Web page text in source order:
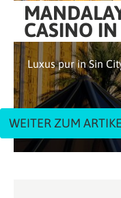
CASINO IN
Luxus pur in Sin
WEITER ZUM